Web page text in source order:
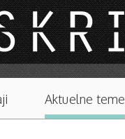
Aktuelne teme